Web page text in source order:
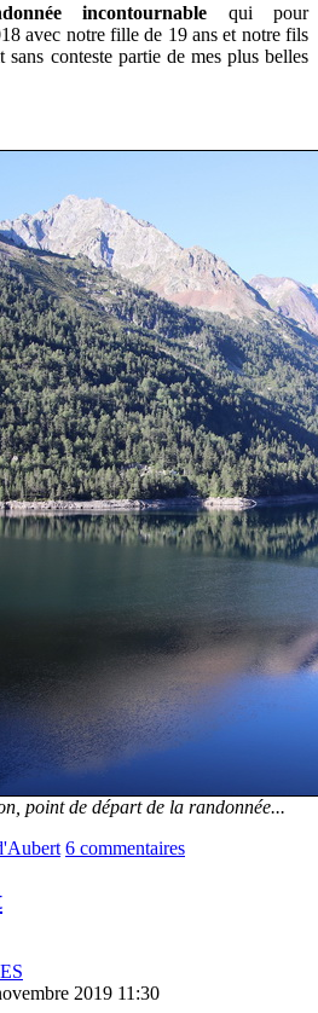
incontournable qui pour
avec notre fille de 19 ans et notre fils
sans conteste partie de mes plus belles
point de départ de la randonnée...
6 commentaires
2019 11:30